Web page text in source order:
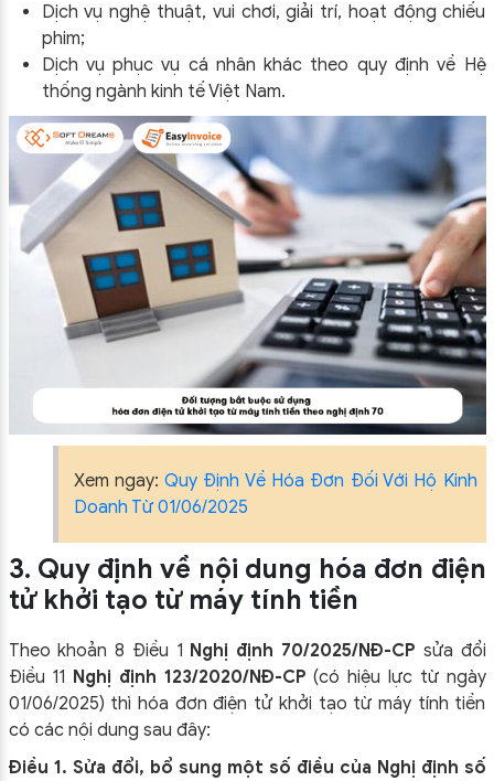
Dịch vụ nghệ thuật, vui chơi, giải trí, hoạt động chiếu
phim;
Dịch vụ phục vụ cá nhân khác theo quy định về Hệ
thống ngành kinh tế Việt Nam.
Xem ngay: Quy Định Về Hóa Đơn Đối Với Hộ Kinh
Doanh Từ 01/06/2025
3. Quy định về nội dung hóa đơn điện
tử khởi tạo từ máy tính tiền
Theo khoản 8 Điều 1 Nghị định 70/2025/NĐ-CP sửa đổi
Điều 11 Nghị định 123/2020/NĐ-CP (có hiệu lực từ ngày
01/06/2025) thì hóa đơn điện tử khởi tạo từ máy tính tiền
có các nội dung sau đây:
Điều 1. Sửa đổi, bổ sung một số điều của Nghị định số